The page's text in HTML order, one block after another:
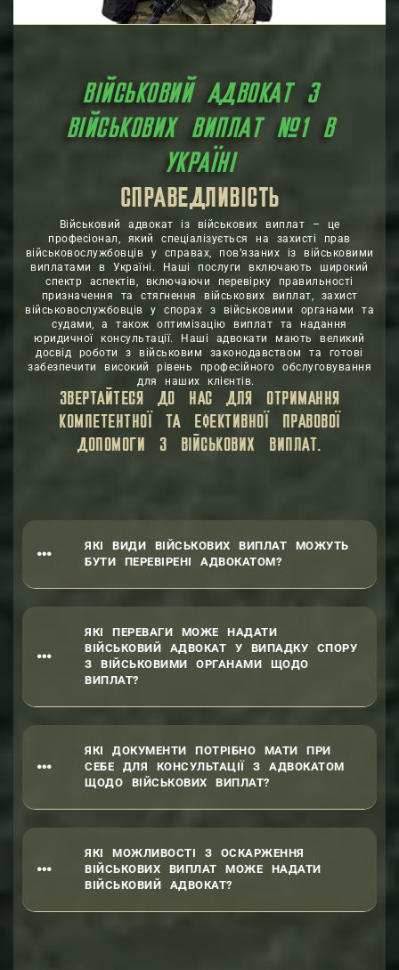
ВІЙСЬКОВИЙ АДВОКАТ З
ВІЙСЬКОВИХ ВИПЛАТ №1 В
УКРАЇНІ
ЗАХИСТ
СПРАВЕДЛИВІСТЬ
Військовий адвокат із військових виплат – це
професіонал, який спеціалізується на захисті прав
військовослужбовців у справах, пов’язаних із військовими
виплатами в Україні. Наші послуги включають широкий
спектр аспектів, включаючи перевірку правильності
призначення та стягнення військових виплат, захист
військовослужбовців у спорах з військовими органами та
судами, а також оптимізацію виплат та надання
юридичної консультації. Наші адвокати мають великий
досвід роботи з військовим законодавством та готові
забезпечити високий рівень професійного обслуговування
для наших клієнтів.
ЗВЕРТАЙТЕСЯ ДО НАС ДЛЯ ОТРИМАННЯ
КОМПЕТЕНТНОЇ ТА ЕФЕКТИВНОЇ ПРАВОВОЇ
ДОПОМОГИ З ВІЙСЬКОВИХ ВИПЛАТ.
ЯКІ ВИДИ ВІЙСЬКОВИХ ВИПЛАТ МОЖУТЬ
БУТИ ПЕРЕВІРЕНІ АДВОКАТОМ?
ЯКІ ПЕРЕВАГИ МОЖЕ НАДАТИ
ВІЙСЬКОВИЙ АДВОКАТ У ВИПАДКУ СПОРУ
З ВІЙСЬКОВИМИ ОРГАНАМИ ЩОДО
ВИПЛАТ?
ЯКІ ДОКУМЕНТИ ПОТРІБНО МАТИ ПРИ
СЕБЕ ДЛЯ КОНСУЛЬТАЦІЇ З АДВОКАТОМ
ЩОДО ВІЙСЬКОВИХ ВИПЛАТ?
ЯКІ МОЖЛИВОСТІ З ОСКАРЖЕННЯ
ВІЙСЬКОВИХ ВИПЛАТ МОЖЕ НАДАТИ
ВІЙСЬКОВИЙ АДВОКАТ?